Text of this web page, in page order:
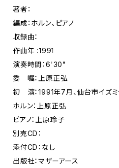
著者：
編成：ホルン、ピアノ
収録曲：
作曲年 :1991
演奏時間：6'30"
委 嘱：上原正弘
初 演：1991年7月、仙台市イズ
ホルン：上原正弘
ピアノ：上原玲子
別売CD：
添付CD：なし
出版社：マザーアース